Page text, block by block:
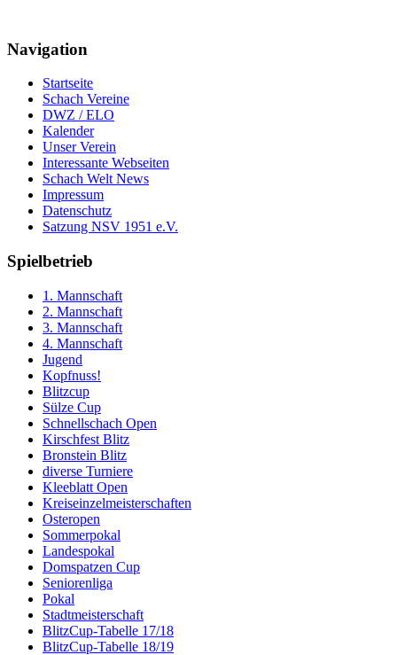
Navigation
Startseite
Schach Vereine
DWZ / ELO
Kalender
Unser Verein
Interessante Webseiten
Schach Welt News
Impressum
Datenschutz
Satzung NSV 1951 e.V.
Spielbetrieb
1. Mannschaft
2. Mannschaft
3. Mannschaft
4. Mannschaft
Jugend
Kopfnuss!
Blitzcup
Sülze Cup
Schnellschach Open
Kirschfest Blitz
Bronstein Blitz
diverse Turniere
Kleeblatt Open
Kreiseinzelmeisterschaften
Osteropen
Sommerpokal
Landespokal
Domspatzen Cup
Seniorenliga
Pokal
Stadtmeisterschaft
BlitzCup-Tabelle 17/18
BlitzCup-Tabelle 18/19